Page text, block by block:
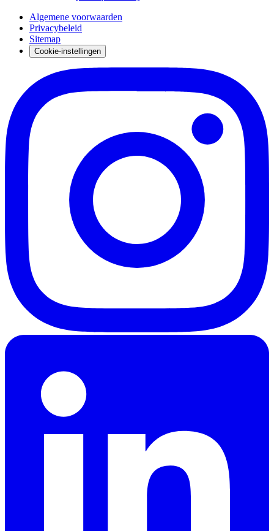
Algemene voorwaarden
Privacybeleid
Sitemap
Cookie-instellingen